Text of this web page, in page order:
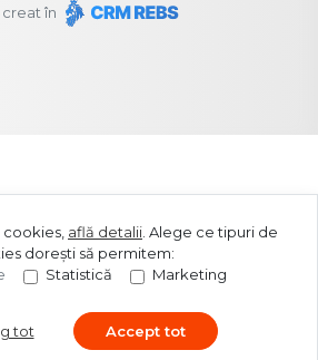
în
află detalii Alege ce tipuri de
dorești să permitem:
Statistică Marketing
tot Accept tot